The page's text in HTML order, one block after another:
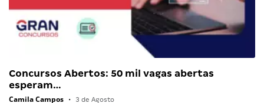
Concursos Abertos: 50 mil vagas abertas
esperam…
Camila Campos • 3 de Agosto